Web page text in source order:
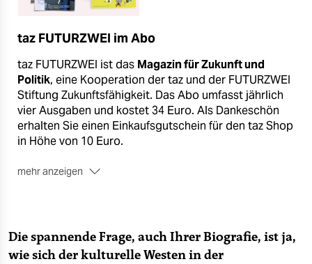
taz FUTURZWEI im Abo
taz FUTURZWEI ist das Magazin für Zukunft und
Politik, eine Kooperation der taz und der FUTURZWEI
Stiftung Zukunftsfähigkeit. Das Abo umfasst jährlich
vier Ausgaben und kostet 34 Euro. Als Dankeschön
erhalten Sie einen Einkaufsgutschein für den taz Shop
in Höhe von 10 Euro.
mehr anzeigen
Die spannende Frage, auch Ihrer Biografie, ist ja,
wie sich der kulturelle Westen in der